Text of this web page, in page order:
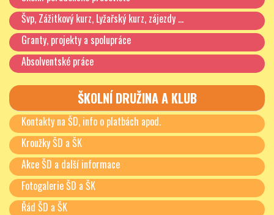
Švp, Zážitkový kurz, Lyžařský kurz, zájezdy …
Granty, projekty a spolupráce
Absolventské práce
ŠKOLNÍ DRUŽINA A KLUB
Kontakty na ŠD, info o platbách apod.
Kroužky ŠD a ŠK
Akce ŠD a další informace
Fotogalerie ŠD a ŠK
Řád ŠD a ŠK